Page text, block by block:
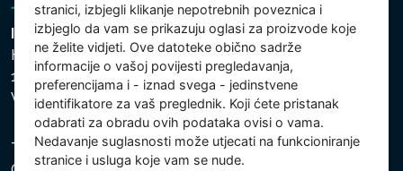
Intex Trading, s.r.o.
Hradecká 2526/3
130 00 Praha 3
Vinohrady - Česká republika
Tvrtka je registrirana pri Općinskom sudu u Pragu, Odjel
stranici, izbjegli klikanje nepotrebnih poveznica i
izbjeglo da vam se prikazuju oglasi za proizvode koje
ne želite vidjeti. Ove datoteke obično sadrže
informacije o vašoj povijesti pregledavanja,
preferencijama i - iznad svega - jedinstvene
identifikatore za vaš preglednik. Koji ćete pristanak
odabrati za obradu ovih podataka ovisi o vama.
Nedavanje suglasnosti može utjecati na funkcioniranje
stranice i usluga koje vam se nude.